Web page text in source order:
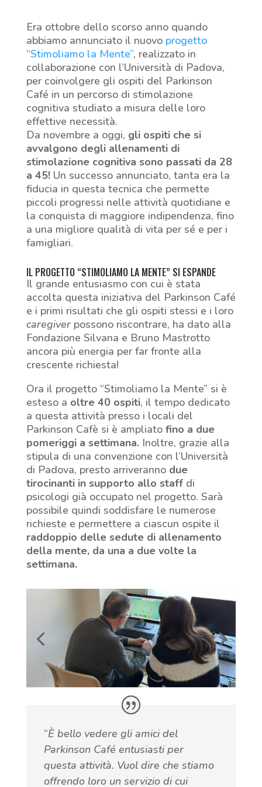
Era ottobre dello scorso anno quando
abbiamo annunciato il nuovo progetto
“Stimoliamo la Mente”, realizzato in
collaborazione con l’Università di Padova,
per coinvolgere gli ospiti del Parkinson
Café in un percorso di stimolazione
cognitiva studiato a misura delle loro
effettive necessità.
Da novembre a oggi, gli ospiti che si
avvalgono degli allenamenti di
stimolazione cognitiva sono passati da 28
a 45! Un successo annunciato, tanta era la
fiducia in questa tecnica che permette
piccoli progressi nelle attività quotidiane e
la conquista di maggiore indipendenza, fino
a una migliore qualità di vita per sé e per i
famigliari.
IL PROGETTO “STIMOLIAMO LA MENTE” SI ESPANDE
Il grande entusiasmo con cui è stata
accolta questa iniziativa del Parkinson Café
e i primi risultati che gli ospiti stessi e i loro
caregiverpossono riscontrare, ha dato alla
Fondazione Silvana e Bruno Mastrotto
ancora più energia per far fronte alla
crescente richiesta!
Ora il progetto “Stimoliamo la Mente” si è
esteso a oltre 40 ospiti, il tempo dedicato
a questa attività presso i locali del
Parkinson Cafè si è ampliato fino a due
pomeriggi a settimana.Inoltre, grazie alla
stipula di una convenzione con l’Università
di Padova, presto arriveranno due
tirocinanti in supporto allo staffdi
psicologi già occupato nel progetto. Sarà
possibile quindi soddisfare le numerose
richieste e permettere a ciascun ospite il
raddoppio delle sedute di allenamento
della mente, da una a due volte la
settimana.
“È bello vedere gli amici del
Parkinson Café entusiasti per
questa attività. Vuol dire che stiamo
offrendo loro un servizio di cui